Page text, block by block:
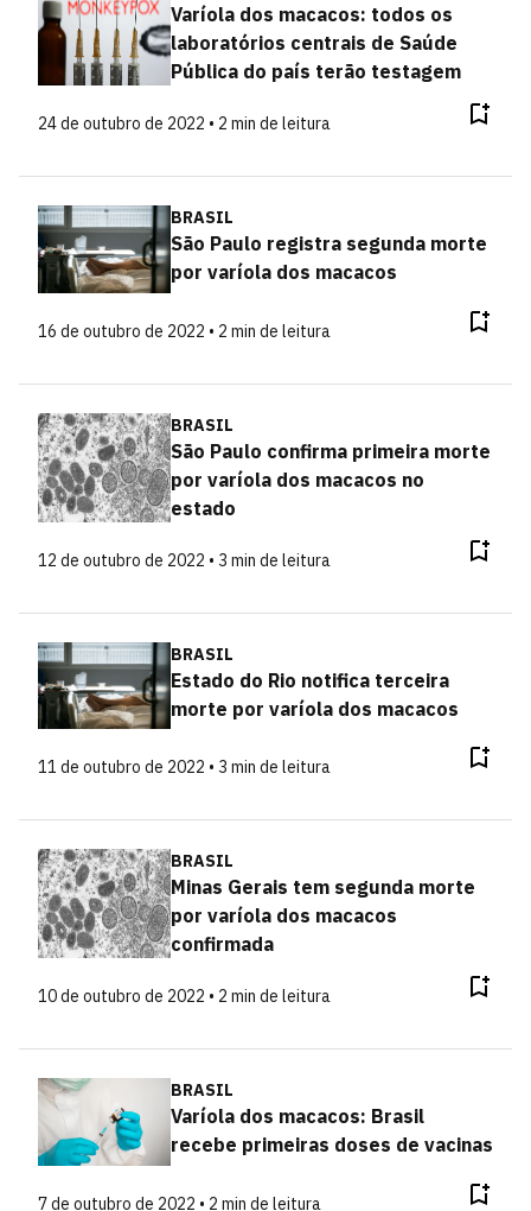
Varíola dos macacos: todos os
laboratórios centrais de Saúde
Pública do país terão testagem
24 de outubro de 2022 • 2 min de leitura
BRASIL
São Paulo registra segunda morte
por varíola dos macacos
16 de outubro de 2022 • 2 min de leitura
BRASIL
São Paulo confirma primeira morte
por varíola dos macacos no
estado
12 de outubro de 2022 • 3 min de leitura
BRASIL
Estado do Rio notifica terceira
morte por varíola dos macacos
11 de outubro de 2022 • 3 min de leitura
BRASIL
Minas Gerais tem segunda morte
por varíola dos macacos
confirmada
10 de outubro de 2022 • 2 min de leitura
BRASIL
Varíola dos macacos: Brasil
recebe primeiras doses de vacinas
7 de outubro de 2022 • 2 min de leitura